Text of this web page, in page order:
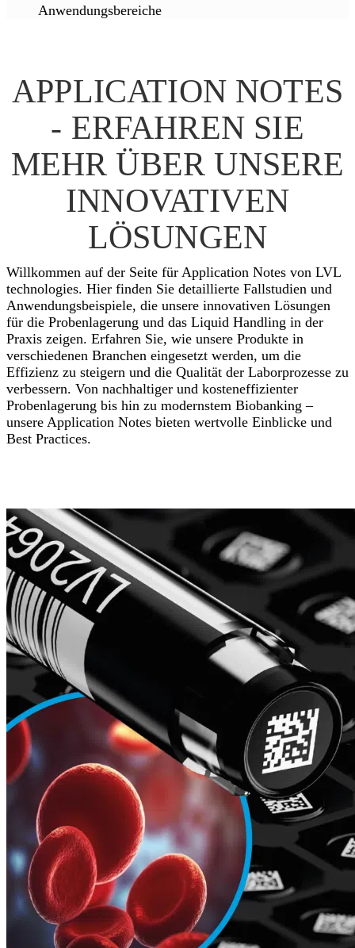
Anwendungsbereiche
APPLICATION NOTES
- ERFAHREN SIE
MEHR ÜBER UNSERE
INNOVATIVEN
LÖSUNGEN
Willkommen auf der Seite für Application Notes von LVL
technologies. Hier finden Sie detaillierte Fallstudien und
Anwendungsbeispiele, die unsere innovativen Lösungen
für die Probenlagerung und das Liquid Handling in der
Praxis zeigen. Erfahren Sie, wie unsere Produkte in
verschiedenen Branchen eingesetzt werden, um die
Effizienz zu steigern und die Qualität der Laborprozesse zu
verbessern. Von nachhaltiger und kosteneffizienter
Probenlagerung bis hin zu modernstem Biobanking –
unsere Application Notes bieten wertvolle Einblicke und
Best Practices.